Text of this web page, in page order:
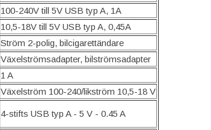
100-240V till 5V USB typ A, 1A
10,5-18V till 5V USB typ A, 0,45A
Ström 2-polig, bilcigarettändare
Växelströmsadapter, bilströmsadapter
1 A
Växelström 100-240/likström 10,5-18 V
4-stifts USB typ A - 5 V - 0.45 A